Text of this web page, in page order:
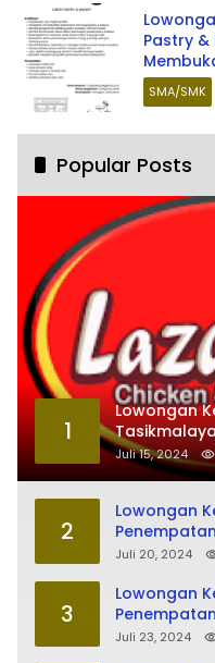
Pastry &
SMA/SMK
Popular Posts
1
Lowongan
Juli 15, 2024
2
Lowongan
Juli 20, 2024
3
Lowongan
Juli 23, 2024